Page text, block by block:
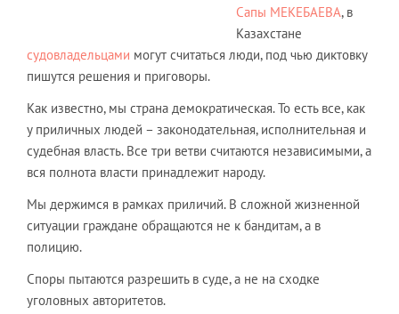
Сапы МЕКЕБАЕВА, в
Казахстане
судовладельцами могут считаться люди, под чью диктовку
пишутся решения и приговоры.
Как известно, мы страна демократическая. То есть все, как
у приличных людей – законодательная, исполнительная и
судебная власть. Все три ветви считаются независимыми, а
вся полнота власти принадлежит народу.
Мы держимся в рамках приличий. В сложной жизненной
ситуации граждане обращаются не к бандитам, а в
полицию.
Споры пытаются разрешить в суде, а не на сходке
уголовных авторитетов.